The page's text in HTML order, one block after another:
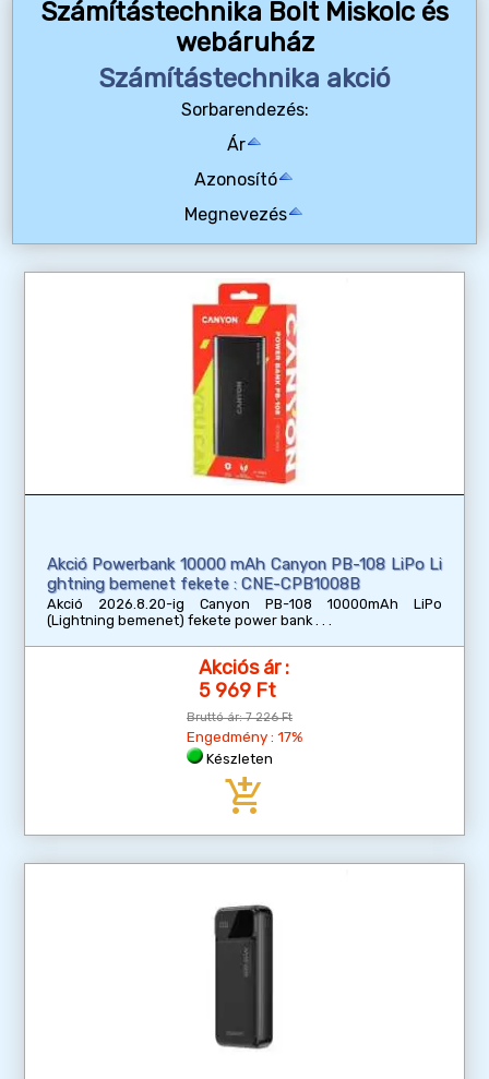
Számítástechnika Bolt Miskolc és
webáruház
Számítástechnika akció
Sorbarendezés:
Ár
Azonosító
Megnevezés
Akció Powerbank 10000 mAh Canyon PB-108 LiPo Li
ghtning bemenet fekete : CNE-CPB1008B
Akció 2026.8.20-ig Canyon PB-108 10000mAh LiPo
(Lightning bemenet) fekete power bank
Akciós ár :
5 969 Ft
Bruttó ár:7 226 Ft
Engedmény : 17%
Készleten
add_shopping_cart